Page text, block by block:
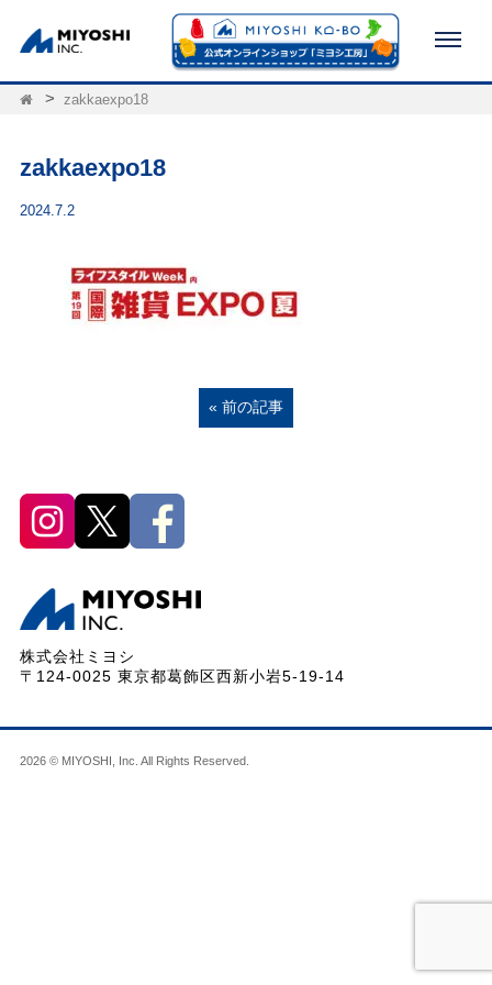
zakkaexpo18
zakkaexpo18
2024.7.2
« 前の記事
株式会社ミヨシ
〒124-0025 東京都葛飾区西新小岩5-19-14
2026 © MIYOSHI, Inc. All Rights Reserved.